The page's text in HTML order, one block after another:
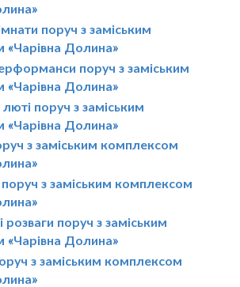
поруч з заміським
«Чарівна Долина»
поруч з заміським
«Чарівна Долина»
люті поруч з заміським
«Чарівна Долина»
з заміським комплексом
з заміським комплексом
розваги поруч з заміським
«Чарівна Долина»
з заміським комплексом